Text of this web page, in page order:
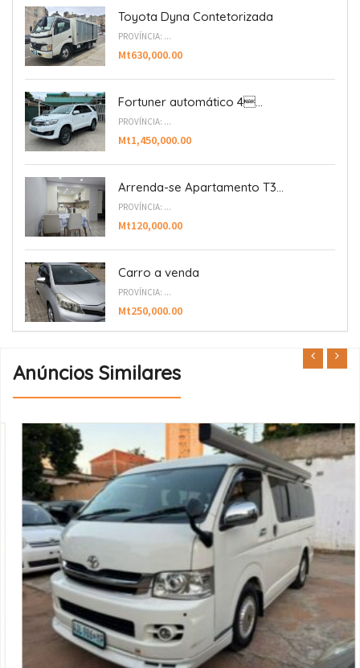
Toyota Dyna Contetorizada
PROVÍNCIA: ...
Mt630,000.00
Fortuner automático 4...
PROVÍNCIA: ...
Mt1,450,000.00
Arrenda-se Apartamento T3...
PROVÍNCIA: ...
Mt120,000.00
Carro a venda
PROVÍNCIA: ...
Mt250,000.00
Anúncios Similares